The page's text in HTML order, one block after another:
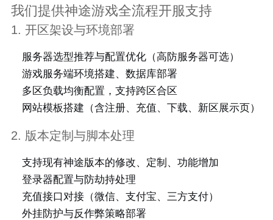
我们提供神途游戏全流程开服支持
1. 开区架设与环境部署
服务器选型推荐与配置优化（高防服务器可选）
游戏服务端环境搭建、数据库部署
多区负载均衡配置，支持跨区合区
网站模板搭建（含注册、充值、下载、新区展示页）
2. 版本定制与脚本处理
支持现有神途版本的修改、定制、功能增加
登录器配置与防劫持处理
充值接口对接（微信、支付宝、三方支付）
外挂防护与反作弊策略部署